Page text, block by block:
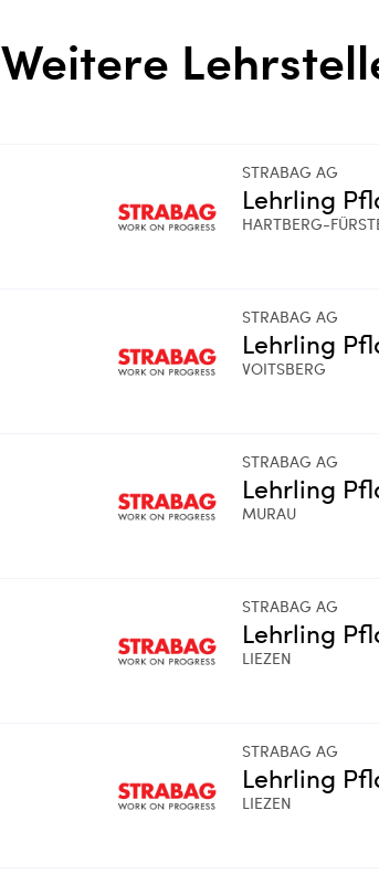
Weitere
STRABAG AG
Lehrling
HARTBERG-
STRABAG AG
Lehrling
VOITSBERG
STRABAG AG
Lehrling
MURAU
STRABAG AG
Lehrling
LIEZEN
STRABAG AG
Lehrling
LIEZEN